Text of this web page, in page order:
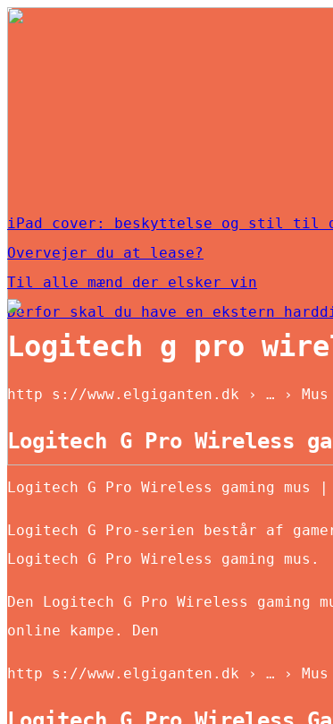
iPad cover: beskyttelse og stil til
Overvejer du at lease?
Til alle mænd der elsker vin
Derfor skal du have en ekstern
Logitech g pro
http s://www.elgiganten.dk › … › Mus
Logitech G Pro Wireless
Logitech G Pro Wireless gaming mus
Logitech G Pro-serien består af
Logitech G Pro Wireless gaming mus.
Den Logitech G Pro Wireless
online kampe. Den
http s://www.elgiganten.dk › … › Mus